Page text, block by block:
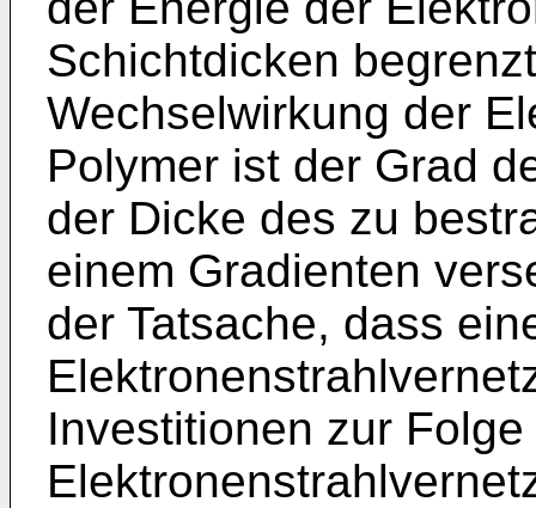
Schichtdicken
Wechselwirkung der
Polymer ist der Grad
der Dicke des zu
einem Gradienten
der Tatsache, dass
Investitionen zur